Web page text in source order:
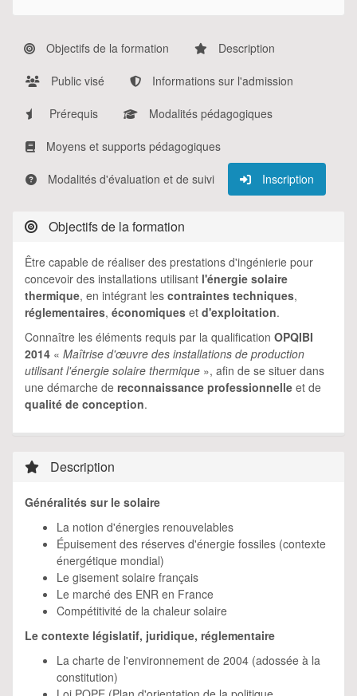
Objectifs de la formation Description
Public visé Informations sur l'admission
Prérequis Modalités pédagogiques
Moyens et supports pédagogiques
Modalités d'évaluation et de suivi Inscription
Objectifs de la formation
Être capable de réaliser des prestations d'ingénierie pour
concevoir des installations utilisant l'énergie solaire
thermique, en intégrant les contraintes techniques,
réglementaires, économiques et d'exploitation.
Connaître les éléments requis par la qualification OPQIBI
2014 « Maîtrise d'œuvre des installations de production
utilisant l'énergie solaire thermique », afin de se situer dans
une démarche de reconnaissance professionnelle et de
qualité de conception.
Description
Généralités sur le solaire
La notion d'énergies renouvelables
Épuisement des réserves d'énergie fossiles (contexte
énergétique mondial)
Le gisement solaire français
Le marché des ENR en France
Compétitivité de la chaleur solaire
Le contexte législatif, juridique, réglementaire
La charte de l'environnement de 2004 (adossée à la
constitution)